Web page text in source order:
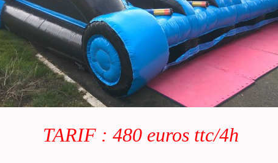
TARIF : 480 euros ttc/4h